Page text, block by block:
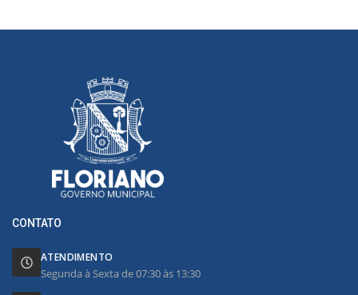
CONTATO
ATENDIMENTO
Segunda à Sexta de 07:30 às 13:30